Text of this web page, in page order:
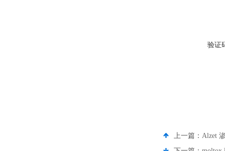
验证
上一篇： Alzet